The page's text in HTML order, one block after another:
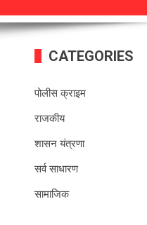
CATEGORIES
पोलीस क्राइम
राजकीय
शासन यंत्रणा
सर्व साधारण
सामाजिक